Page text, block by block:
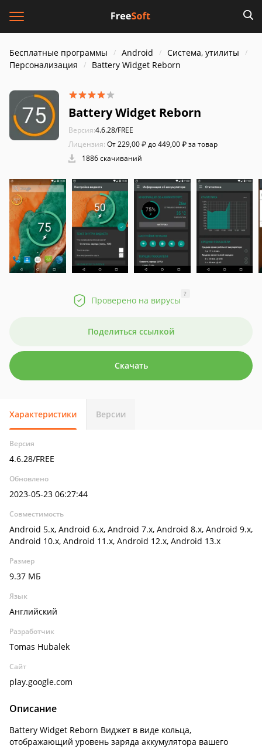
Бесплатные программы Android
Система, утилиты
Персонализация
Battery Widget Reborn
Battery Widget Reborn
Версия:4.6.28/FREE
Лицензия: От 229,00 ₽ до 449,00 ₽ за товар
1886 скачиваний
Проверено на вирусы
?
Поделиться ссылкой
Скачать
Характеристики Версии
Версия
4.6.28/FREE
Обновлено
2023-05-23 06:27:44
Совместимость
Android 5.x, Android 6.x, Android 7.x, Android 8.x, Android 9.x,
Android 10.x, Android 11.x, Android 12.x, Android 13.x
Размер
9.37 МБ
Язык
Английский
Разработчик
Tomas Hubalek
Сайт
play.google.com
Описание
Battery Widget Reborn Виджет в виде кольца,
отображающий уровень заряда аккумулятора вашего